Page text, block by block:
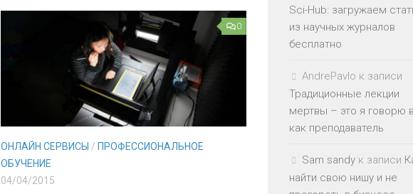
0
ОНЛАЙН СЕРВИСЫ / ПРОФЕССИОНАЛЬНОЕ
ОБУЧЕНИЕ
04/04/2015
Sci-Hub: загружаем
из научных журналов
бесплатно
AndrePavlo к записи
Традиционные лекции
мертвы – это я говорю
как преподаватель
Sam sandy к записи
найти свою нишу и не